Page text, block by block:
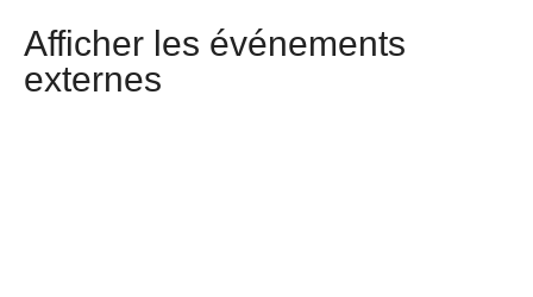
Afficher les événements
externes